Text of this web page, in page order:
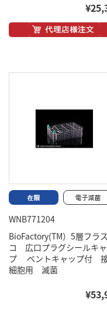
WNB771204
BioFactory(TM）5層フラ
コ 広口プラグシールキ
プ ベントキャップ付
細胞用 滅菌